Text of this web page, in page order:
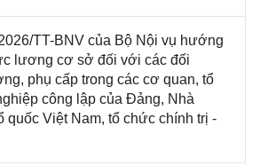
TT-BNV của Bộ Nội vụ hướng
lương cơ sở đối với các đối
phụ cấp trong các cơ quan, tổ
công lập của Đảng, Nhà
quốc Việt Nam, tổ chức chính trị -